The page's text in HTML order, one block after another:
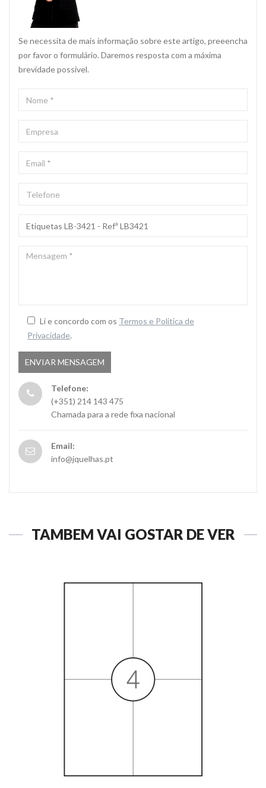
Se necessita de mais informação sobre este artigo, preeencha
por favor o formulário. Daremos resposta com a máxima
brevidade possivel.
Li e concordo com os Termos e Politica de
Privacidade.
Telefone:
(+351) 214 143 475
Chamada para a rede fixa nacional
Email:
info@jquelhas.pt
TAMBÉM VAI GOSTAR DE VER